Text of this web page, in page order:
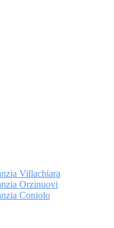
Villachiara
Orzinuovi
Coniolo